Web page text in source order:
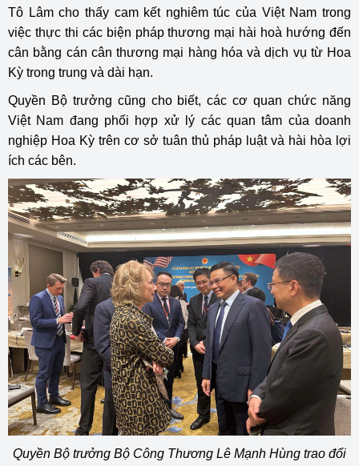
Tô Lâm cho thấy cam kết nghiêm túc của Việt Nam trong
việc thực thi các biện pháp thương mại hài hoà hướng đến
cân bằng cán cân thương mại hàng hóa và dịch vụ từ Hoa
Kỳ trong trung và dài hạn.
Quyền Bộ trưởng cũng cho biết, các cơ quan chức năng
Việt Nam đang phối hợp xử lý các quan tâm của doanh
nghiệp Hoa Kỳ trên cơ sở tuân thủ pháp luật và hài hòa lợi
ích các bên.
Quyền Bộ trưởng Bộ Công Thương Lê Mạnh Hùng trao đổi